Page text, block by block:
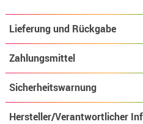
Lieferung und Rückgabe
Zahlungsmittel
Sicherheitswarnung
Hersteller/Verantwortlicher